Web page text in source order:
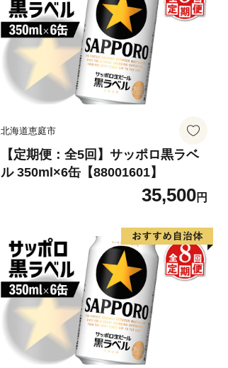
北海道恵庭市
【定期便：全5回】サッポロ黒ラベ
ル 350ml×6缶【88001601】
35,500円